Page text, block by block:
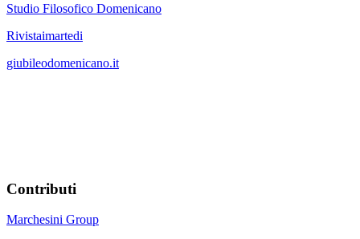
Studio Filosofico Domenicano
Rivistaimartedi
giubileodomenicano.it
Contributi
Marchesini Group